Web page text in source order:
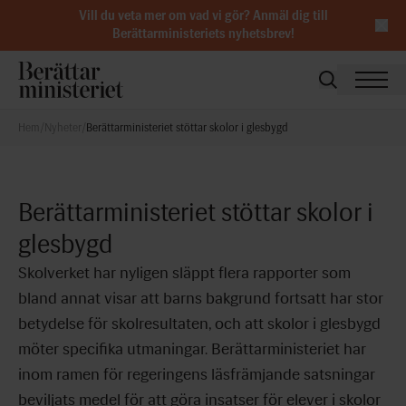
Vill du veta mer om vad vi gör? Anmäl dig till
Berättarministeriets nyhetsbrev!
Berättarministeriet stöttar skolor i glesbygd
Berättarministeriet stöttar skolor i
glesbygd
Skolverket har nyligen släppt flera rapporter som
bland annat visar att barns bakgrund fortsatt har stor
betydelse för skolresultaten, och att skolor i glesbygd
möter specifika utmaningar. Berättarministeriet har
inom ramen för regeringens läsfrämjande satsningar
beviljats medel för att göra insatser för elever i skolor